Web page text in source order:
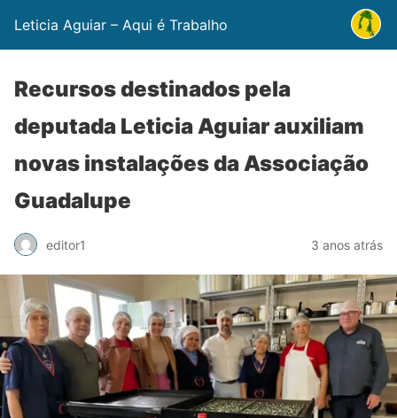
Leticia Aguiar – Aqui é Trabalho
Recursos destinados pela
deputada Leticia Aguiar auxiliam
novas instalações da Associação
Guadalupe
editor1 3 anos atrás